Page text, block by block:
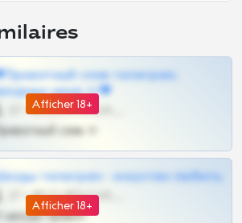
Afficher 18+
слив телеграм,
шкур тг❤
57 •
слив тг
Afficher 18+
телеграм - искуство любить
27 •
шкоды приват